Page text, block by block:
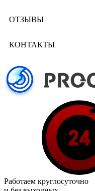
ОТЗЫВЫ
КОНТАКТЫ
Работаем круглосуточно